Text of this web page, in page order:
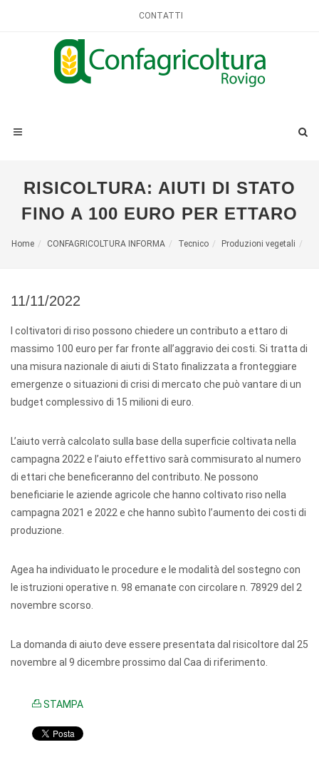
CONTATTI
RISICOLTURA: AIUTI DI STATO
FINO A 100 EURO PER ETTARO
Home CONFAGRICOLTURA INFORMA Tecnico Produzioni vegetali
11/11/2022
I coltivatori di riso possono chiedere un contributo a ettaro di
massimo 100 euro per far fronte all’aggravio dei costi. Si tratta di
una misura nazionale di aiuti di Stato finalizzata a fronteggiare
emergenze o situazioni di crisi di mercato che può vantare di un
budget complessivo di 15 milioni di euro.
L’aiuto verrà calcolato sulla base della superficie coltivata nella
campagna 2022 e l’aiuto effettivo sarà commisurato al numero
di ettari che beneficeranno del contributo. Ne possono
beneficiarie le aziende agricole che hanno coltivato riso nella
campagna 2021 e 2022 e che hanno subìto l’aumento dei costi di
produzione.
Agea ha individuato le procedure e le modalità del sostegno con
le istruzioni operative n. 98 emanate con circolare n. 78929 del 2
novembre scorso.
La domanda di aiuto deve essere presentata dal risicoltore dal 25
novembre al 9 dicembre prossimo dal Caa di riferimento.
STAMPA